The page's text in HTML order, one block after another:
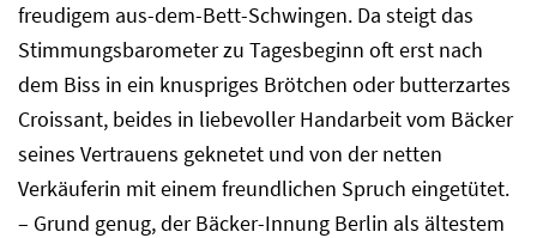
freudigem aus-dem-Bett-Schwingen. Da steigt das
Stimmungsbarometer zu Tagesbeginn oft erst nach
dem Biss in ein knuspriges Brötchen oder butterzartes
Croissant, beides in liebevoller Handarbeit vom Bäcker
seines Vertrauens geknetet und von der netten
Verkäuferin mit einem freundlichen Spruch eingetütet.
– Grund genug, der Bäcker-Innung Berlin als ältestem